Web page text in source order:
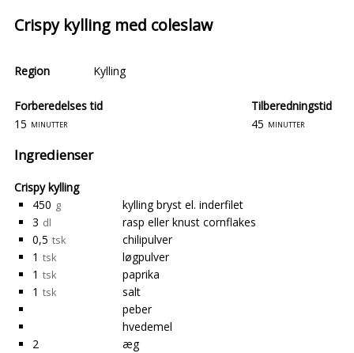
Crispy kylling med coleslaw
Region Kylling
Forberedelses tid
15 minutter
Tilberedningstid
45 minutter
Ingredienser
Crispy kylling
450 g
kylling bryst el. inderfilet
3 dl
rasp eller knust cornflakes
0,5 tsk
chilipulver
1 tsk
løgpulver
1 tsk
paprika
1 tsk
salt
peber
hvedemel
2
æg